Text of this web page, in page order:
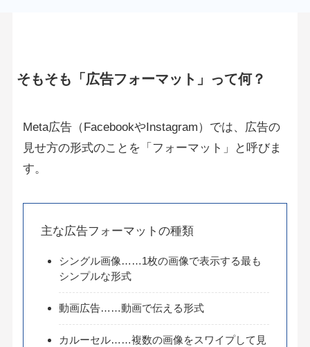
そもそも「広告フォーマット」って何？
Meta広告（FacebookやInstagram）では、広告の
見せ方の形式のことを「フォーマット」と呼びま
す。
主な広告フォーマットの種類
シングル画像……1枚の画像で表示する最も
シンプルな形式
動画広告……動画で伝える形式
カルーセル……複数の画像をスワイプして見